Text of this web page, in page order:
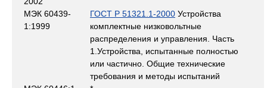
МЭК 60439-
1:1999
ГОСТ Р 51321.1-2000 Устройства
комплектные низковольтные
распределения и управления. Часть
1.Устройства, испытанные полностью
или частично. Общие технические
требования и методы испытаний